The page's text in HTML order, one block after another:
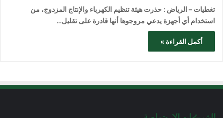
تغطيات – الرياض : حذرت هيئة تنظيم الكهرباء والإنتاج المزدوج، من
استخدام أي أجهزة يدعي مروجوها أنها قادرة على تقليل…
أكمل القراءة »